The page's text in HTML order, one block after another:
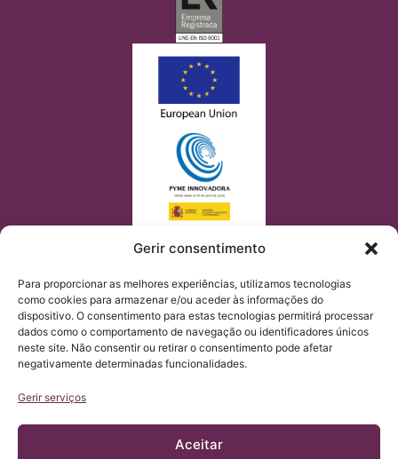
Gerir consentimento
Para proporcionar as melhores experiências, utilizamos tecnologias
como cookies para armazenar e/ou aceder às informações do
dispositivo. O consentimento para estas tecnologias permitirá processar
dados como o comportamento de navegação ou identificadores únicos
neste site. Não consentir ou retirar o consentimento pode afetar
negativamente determinadas funcionalidades.
Gerir serviços
Aceitar